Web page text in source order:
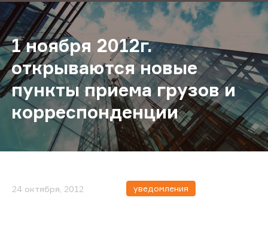
1 ноября 2012г.
открываются новые
пункты приема грузов и
корреспонденции
24 октября, 2012 уведомления